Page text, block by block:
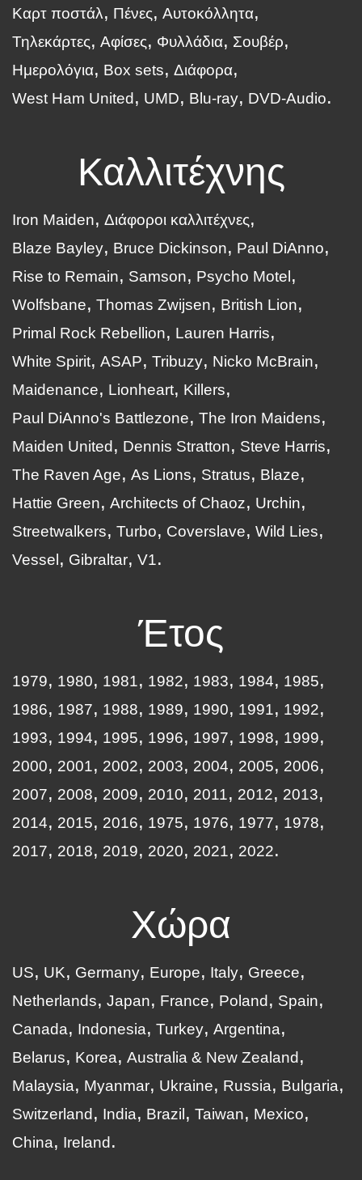
Καρτ ποστάλ
Πένες
Αυτοκόλλητα
Τηλεκάρτες
Αφίσες Φυλλάδια
Σουβέρ
Ημερολόγια
Box sets
Διάφορα
West Ham United
UMD Blu-ray DVD-Audio
Καλλιτέχνης
Iron Maiden
Διάφοροι καλλιτέχνες
Blaze Bayley
Bruce Dickinson
Paul DiAnno
Rise to Remain
Samson
Psycho Motel
Wolfsbane
Thomas Zwijsen
British Lion
Primal Rock Rebellion
Lauren Harris
White Spirit ASAP Tribuzy
Nicko McBrain
Maidenance
Lionheart
Killers
Paul DiAnno's Battlezone
The Iron Maidens
Maiden United
Dennis Stratton
Steve Harris
The Raven Age
As Lions Stratus
Blaze
Hattie Green
Architects of Chaoz
Urchin
Streetwalkers
Turbo Coverslave
Wild Lies
Vessel
Gibraltar V1
Έτος
1979 1980 1981 1982 1983 1984
1985
1986
1987 1988 1989 1990 1991
1992
1993
1994 1995 1996 1997 1998
1999
2000
2001 2002 2003 2004 2005
2006
2007
2008 2009 2010 2011 2012
2013
2014
2015 2016 1975 1976 1977
1978
2017
2018 2019 2020 2021 2022
Χώρα
US UK Germany Europe Italy
Greece
Netherlands
Japan France Poland
Spain
Canada
Indonesia Turkey Argentina
Belarus
Korea
Australia & New Zealand
Malaysia
Myanmar Ukraine Russia
Bulgaria
Switzerland
India Brazil Taiwan
Mexico
China
Ireland